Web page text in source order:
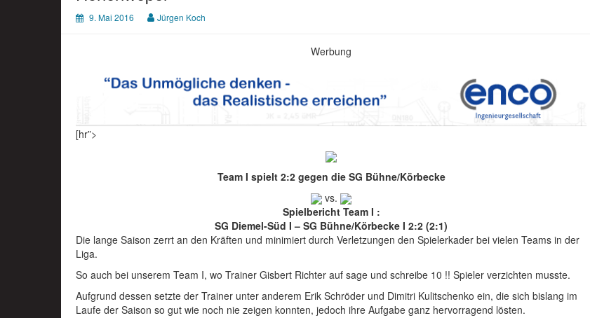
9. Mai 2016 Jürgen Koch
Werbung
[hr”>
Team I spielt 2:2 gegen die SG Bühne/Körbecke
vs.
Spielbericht Team I :
SG Diemel-Süd I – SG Bühne/Körbecke I 2:2 (2:1)
Die lange Saison zerrt an den Kräften und minimiert durch Verletzungen den Spielerkader bei vielen Teams in der
Liga.
So auch bei unserem Team I, wo Trainer Gisbert Richter auf sage und schreibe 10 !! Spieler verzichten musste.
Aufgrund dessen setzte der Trainer unter anderem Erik Schröder und Dimitri Kulitschenko ein, die sich bislang im
Laufe der Saison so gut wie noch nie zeigen konnten, jedoch ihre Aufgabe ganz hervorragend lösten.